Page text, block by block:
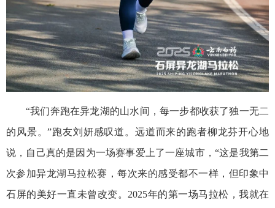
“我们奔跑在异龙湖的山水间，每一步都收获了独一无二
的风景。”跑友刘妍感叹道。远道而来的跑者柳龙芬开心地
说，自己真的是因为一场赛事爱上了一座城市，“这是我第二
次参加异龙湖马拉松赛，每次来的感受都不一样，但印象中
石屏的美好一直未曾改变。2025年的第一场马拉松，我就在